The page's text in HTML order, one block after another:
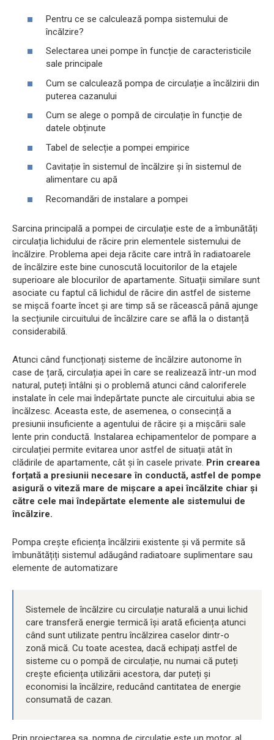
Pentru ce se calculează pompa sistemului de
încălzire?
Selectarea unei pompe în funcție de caracteristicile
sale principale
Cum se calculează pompa de circulație a încălzirii din
puterea cazanului
Cum se alege o pompă de circulație în funcție de
datele obținute
Tabel de selecție a pompei empirice
Cavitație în sistemul de încălzire și în sistemul de
alimentare cu apă
Recomandări de instalare a pompei
Sarcina principală a pompei de circulație este de a îmbunătăți
circulația lichidului de răcire prin elementele sistemului de
încălzire. Problema apei deja răcite care intră în radiatoarele
de încălzire este bine cunoscută locuitorilor de la etajele
superioare ale blocurilor de apartamente. Situații similare sunt
asociate cu faptul că lichidul de răcire din astfel de sisteme
se mișcă foarte încet și are timp să se răcească până ajunge
la secțiunile circuitului de încălzire care se află la o distanță
considerabilă.
Atunci când funcționați sisteme de încălzire autonome în
case de țară, circulația apei în care se realizează într-un mod
natural, puteți întâlni și o problemă atunci când caloriferele
instalate în cele mai îndepărtate puncte ale circuitului abia se
încălzesc. Aceasta este, de asemenea, o consecință a
presiunii insuficiente a agentului de răcire și a mișcării sale
lente prin conductă. Instalarea echipamentelor de pompare a
circulației permite evitarea unor astfel de situații atât în ​​
clădirile de apartamente, cât și în casele private. Prin crearea
forțată a presiunii necesare în conductă, astfel de pompe
asigură o viteză mare de mișcare a apei încălzite chiar și
către cele mai îndepărtate elemente ale sistemului de
încălzire.
Pompa crește eficiența încălzirii existente și vă permite să
îmbunătățiți sistemul adăugând radiatoare suplimentare sau
elemente de automatizare
Sistemele de încălzire cu circulație naturală a unui lichid
care transferă energie termică își arată eficiența atunci
când sunt utilizate pentru încălzirea caselor dintr-o
zonă mică. Cu toate acestea, dacă echipați astfel de
sisteme cu o pompă de circulație, nu numai că puteți
crește eficiența utilizării acestora, dar puteți și
economisi la încălzire, reducând cantitatea de energie
consumată de cazan.